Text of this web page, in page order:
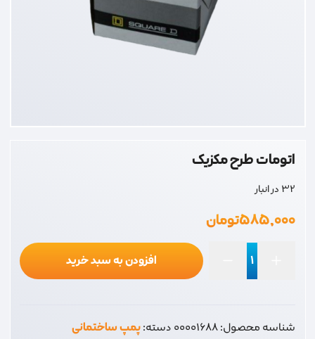
اتومات طرح مکزیک
32 در انبار
۵۸۵,۰۰۰تومان
عدد
افزودن به سبد خرید
شناسه محصول:00001688دسته:پمپ ساختمانی